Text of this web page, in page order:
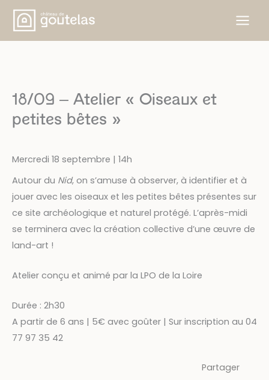
Aller
contenu
18/09 – Atelier « Oiseaux et
petites bêtes »
Mercredi 18 septembre | 14h
Autour du Nid, on s’amuse à observer, à identifier et à
jouer avec les oiseaux et les petites bêtes présentes sur
ce site archéologique et naturel protégé. L’après-midi
se terminera avec la création collective d’une œuvre de
land-art !
Atelier conçu et animé par la LPO de la Loire
Durée : 2h30
A partir de 6 ans | 5€ avec goûter | Sur inscription au 04
77 97 35 42
Partager